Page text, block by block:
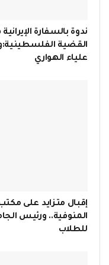
ندوة بالسفارة
القضية
علياء الهواري
إقبال متزايد على
المنوفية.. ورئيس
للطلاب